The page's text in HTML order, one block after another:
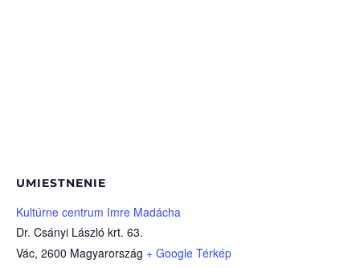
UMIESTNENIE
Kultúrne centrum Imre Madácha
Dr. Csányi László krt. 63.
Vác, 2600 Magyarország + Google Térkép